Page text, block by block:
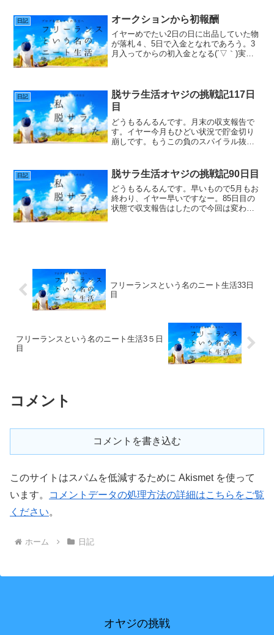
いてくれました。さて10月季節は秋です
がもうすぐ冬ですよ。...
日記 オークションから初報酬
イヤーめでたい2日の日に出品していた物
が落札４、5日で入金となれであろう。3
月入ってからの初入金となる(´▽｀)実際
て続けに成果が目...
日記
脱サラ生活オヤジの挑戦記117日
目
どうもるんるんです。月末の収支報告で
す。イヤー今月もひどい状況で貯金切り
崩しです。もうこの負のスパイラル抜け
していきます。脱サラ４ヶ月目収支ブロ
グの状態です。まー酷い...
日記 脱サラ生活オヤジの挑戦記90日目
どうもるんるんです。早いもので5月もお
終わり、イヤー早いですなー。85日目の
状態で収支報告はしたので今回は変わっ
フリーランスという名のニート生活33日
目
フリーランスという名のニート生活3５日
目
コメント
コメントを書き込む
このサイトはスパムを低減するために Akismet を使って
います。
コメントデータの処理方法の詳細はこちらをご覧
ください。
ホーム 日記
オヤジの挑戦